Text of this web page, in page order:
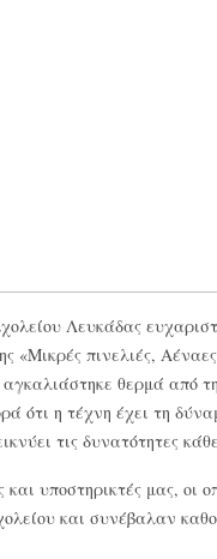
Λευκάδας
«Μικρές πινελιές,
θερμά από
ότι η τέχνη έχει τη
τις δυνατότητες
υποστηρικτές μας, οι
και συνέβαλαν